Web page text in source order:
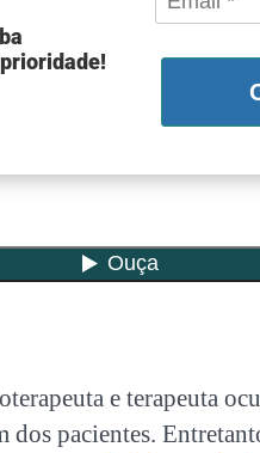
e terapeuta
dos pacientes.